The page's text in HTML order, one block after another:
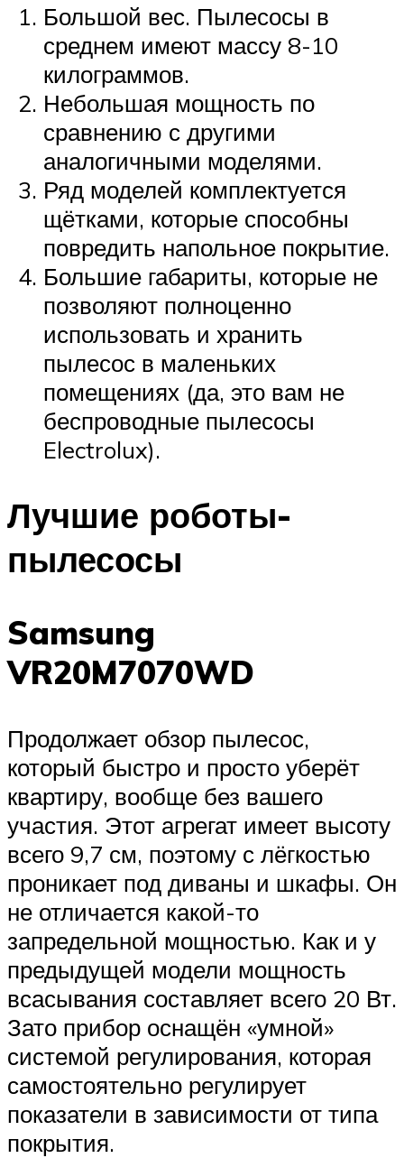
Большой вес. Пылесосы в
среднем имеют массу 8-10
килограммов.
Небольшая мощность по
сравнению с другими
аналогичными моделями.
Ряд моделей комплектуется
щётками, которые способны
повредить напольное покрытие.
Большие габариты, которые не
позволяют полноценно
использовать и хранить
пылесос в маленьких
помещениях (да, это вам не
беспроводные пылесосы
Electrolux).
Лучшие роботы-
пылесосы
Samsung
VR20M7070WD
Продолжает обзор пылесос,
который быстро и просто уберёт
квартиру, вообще без вашего
участия. Этот агрегат имеет высоту
всего 9,7 см, поэтому с лёгкостью
проникает под диваны и шкафы. Он
не отличается какой-то
запредельной мощностью. Как и у
предыдущей модели мощность
всасывания составляет всего 20 Вт.
Зато прибор оснащён «умной»
системой регулирования, которая
самостоятельно регулирует
показатели в зависимости от типа
покрытия.